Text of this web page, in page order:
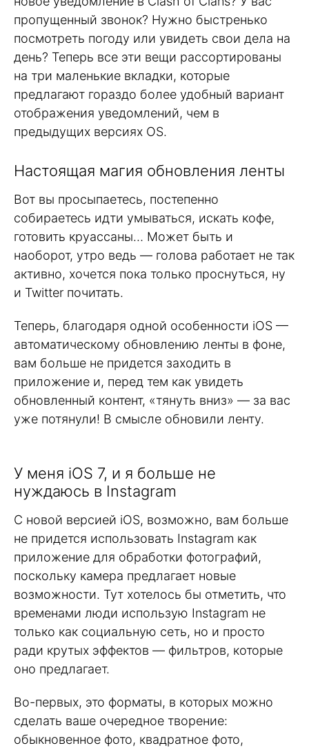
пропущенный звонок? Нужно быстренько
посмотреть погоду или увидеть свои дела на
день? Теперь все эти вещи рассортированы
на три маленькие вкладки, которые
предлагают гораздо более удобный вариант
отображения уведомлений, чем в
предыдущих версиях OS.
Настоящая магия обновления ленты
Вот вы просыпаетесь, постепенно
собираетесь идти умываться, искать кофе,
готовить круассаны… Может быть и
наоборот, утро ведь — голова работает не так
активно, хочется пока только проснуться, ну
и Twitter почитать.
Теперь, благодаря одной особенности iOS —
автоматическому обновлению ленты в фоне,
вам больше не придется заходить в
приложение и, перед тем как увидеть
обновленный контент, «тянуть вниз» — за вас
уже потянули! В смысле обновили ленту.
У меня iOS 7, и я больше не
нуждаюсь в Instagram
С новой версией iOS, возможно, вам больше
не придется использовать Instagram как
приложение для обработки фотографий,
поскольку камера предлагает новые
возможности. Тут хотелось бы отметить, что
временами люди использую Instagram не
только как социальную сеть, но и просто
ради крутых эффектов — фильтров, которые
оно предлагает.
Во-первых, это форматы, в которых можно
сделать ваше очередное творение:
обыкновенное фото, квадратное фото,